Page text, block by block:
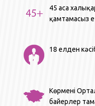
45 аса
қамтамасыз
18 елден
Көрмені
байерлер